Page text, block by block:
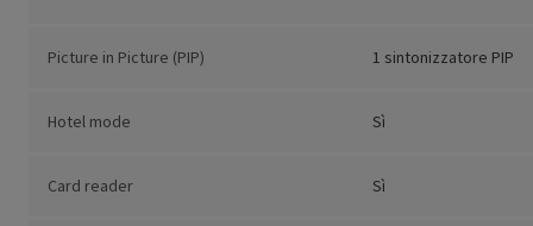
Picture in Picture (PIP) 1 sintonizzatore PIP
Hotel mode Sì
Card reader Sì